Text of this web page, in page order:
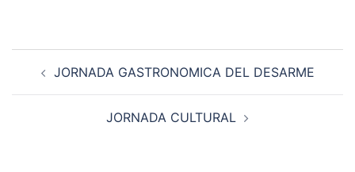
JORNADA GASTRONOMICA DEL DESARME
JORNADA CULTURAL